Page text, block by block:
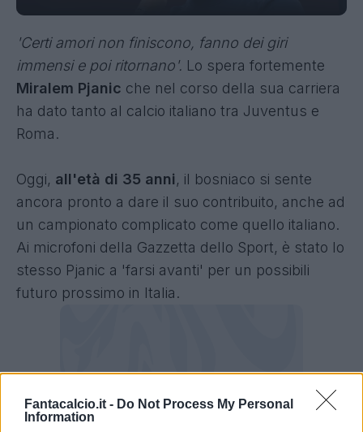
Fantacalcio.it - Do Not Process My Personal
Information
'Certi amori non finiscono, fanno dei giri
immensi e poi ritornano'. Lo spera fortemente
Miralem Pjanic che nel corso della sua carriera
ha dato tanto al calcio italiano tra Juventus e
Roma.
Oggi, all'età di 35 anni, il bosniaco si sente
ancora pronto a dare il suo contribuito, anche ad
un campionato complicato come quello italiano.
Ai microfoni della Gazzetta dello Sport, è stato lo
stesso Pjanic a 'farsi avanti' per un possibili
futuro prossimo in Italia.